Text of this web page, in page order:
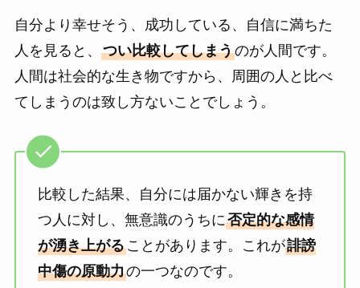
自分より幸せそう、成功している、自信に満ちた
人を見ると、 つい比較してしまうのが人間です。
人間は社会的な生き物ですから、周囲の人と比べ
てしまうのは致し方ないことでしょう。
比較した結果、自分には届かない輝きを持
つ人に対し、無意識のうちに否定的な感情
が湧き上がることがあります。これが誹謗
中傷の原動力の一つなのです。